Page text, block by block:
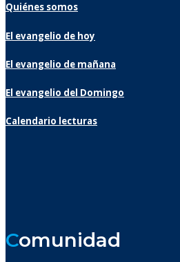
Quiénes somos
El evangelio de hoy
El evangelio de mañana
El evangelio del Domingo
Calendario lecturas
Comunidad